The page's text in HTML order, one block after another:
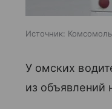
Источник:
У омских
из объявлений